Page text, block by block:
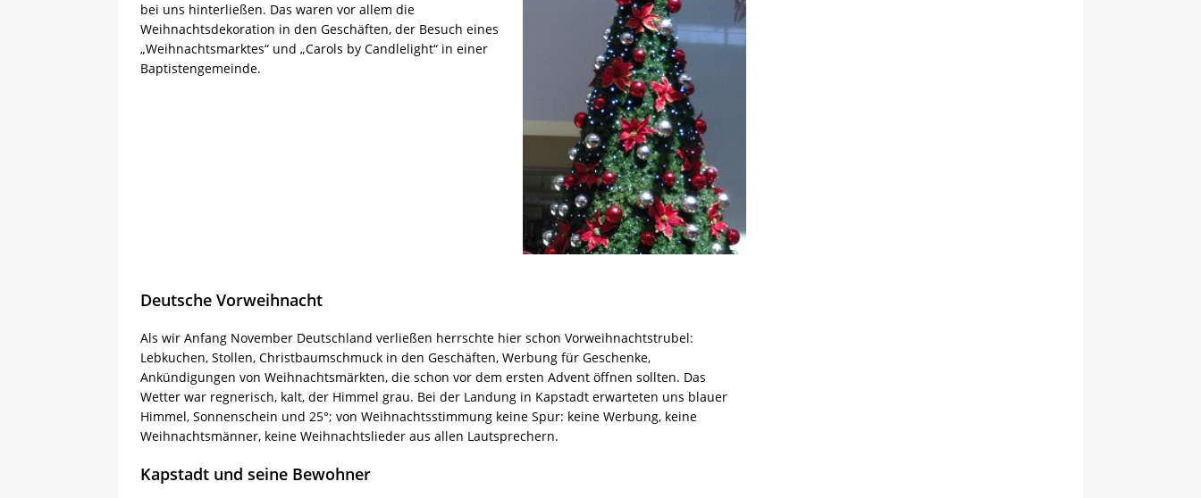
bei uns hinterließen. Das waren vor allem die
Weihnachtsdekoration in den Geschäften, der Besuch eines
„Weihnachtsmarktes“ und „Carols by Candlelight“ in einer
Baptistengemeinde.
Deutsche Vorweihnacht
Als wir Anfang November Deutschland verließen herrschte hier schon Vorweihnachtstrubel:
Lebkuchen, Stollen, Christbaumschmuck in den Geschäften, Werbung für Geschenke,
Ankündigungen von Weihnachtsmärkten, die schon vor dem ersten Advent öffnen sollten. Das
Wetter war regnerisch, kalt, der Himmel grau. Bei der Landung in Kapstadt erwarteten uns blauer
Himmel, Sonnenschein und 25°; von Weihnachtsstimmung keine Spur: keine Werbung, keine
Weihnachtsmänner, keine Weihnachtslieder aus allen Lautsprechern.
Kapstadt und seine Bewohner